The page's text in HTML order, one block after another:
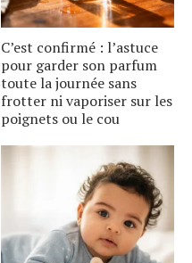
C’est confirmé : l’astuce
pour garder son parfum
toute la journée sans
frotter ni vaporiser sur les
poignets ou le cou